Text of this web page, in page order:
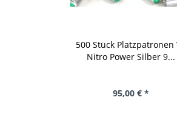
500 Stück Platzpatronen
Nitro Power Silber 9...
95,00 € *